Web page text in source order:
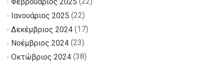
Ιανουάριος 2025 (22)
Δεκέμβριος 2024 (17)
Νοέμβριος 2024 (23)
Οκτώβριος 2024 (38)